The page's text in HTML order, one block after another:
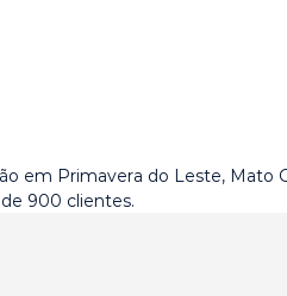
em Primavera do Leste, Mato
900 clientes.